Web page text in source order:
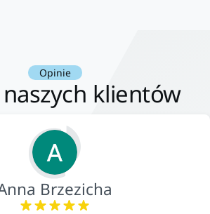
Opinie
klientów
Brzezicha